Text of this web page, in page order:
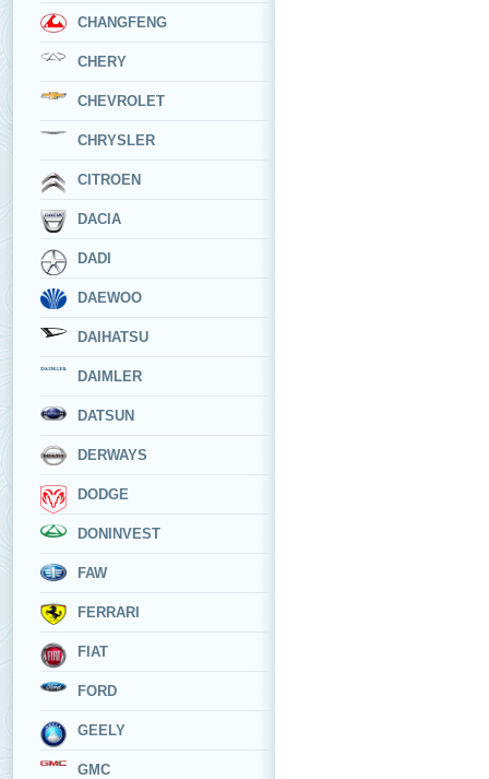
CHANGFENG
CHERY
CHEVROLET
CHRYSLER
CITROEN
DACIA
DADI
DAEWOO
DAIHATSU
DAIMLER
DATSUN
DERWAYS
DODGE
DONINVEST
FAW
FERRARI
FIAT
FORD
GEELY
GMC